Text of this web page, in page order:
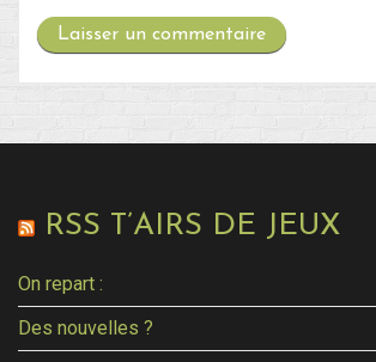
RSS T’AIRS DE JEUX
On repart :
Des nouvelles ?